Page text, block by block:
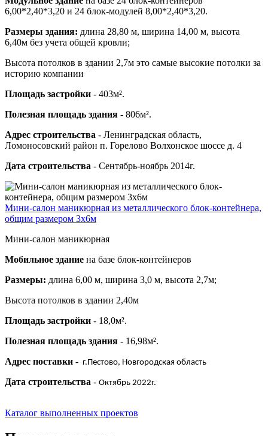
6,00*2,40*3,20 и 24 блок-модулей 8,00*2,40*3,20.
Размеры здания: длина 28,80 м, ширина 14,00 м, высота
6,40м без учета общей кровли;
Высота потолков в здании 2,7м это самые высокие потолки за
историю компании
Площадь застройки - 403м².
Полезная площадь здания - 806м².
Адрес строительства - Ленинградская область,
Ломоносовский район п. Горелово Волхонское шоссе д. 4
Дата строительства - Сентябрь-ноябрь 2014г.
Мини-салон маникюрная из металлического блок-контейнера,
общим размером 3х6м
Мини-салон маникюрная
Мобильное здание на базе блок-контейнеров
Размеры: длина 6,00 м, ширина 3,0 м, высота 2,7м;
Высота потолков в здании 2,40м
Площадь застройки - 18,0м².
Полезная площадь здания - 16,98м².
Адрес поставки - г.Пестово, Новгородская область
Дата строительства - Октябрь 2022г.
Каталог выполненных проектов